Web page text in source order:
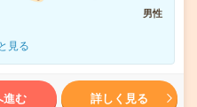
男性
見る
進む 詳しく見る